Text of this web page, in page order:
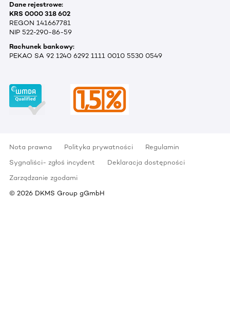
Dane rejestrowe:
KRS 0000 318 602
REGON 141667781
NIP 522-290-86-59
Rachunek bankowy:
PEKAO SA 92 1240 6292 1111 0010 5530 0549
Nota prawna Polityka prywatności
Regulamin
Sygnaliści- zgłoś incydent
Deklaracja dostępności
Zarządzanie zgodami
© 2026 DKMS Group gGmbH